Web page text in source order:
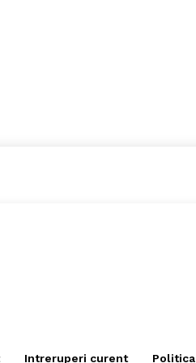
Intreruperi curent Politica